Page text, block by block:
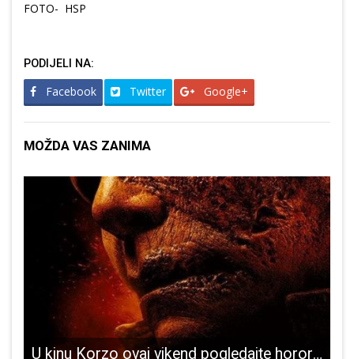
FOTO- HSP
PODIJELI NA:
Facebook Twitter Google+
MOŽDA VAS ZANIMA
U kinu Korzo ovaj vikend pogledajte horor “Noć vještica ubija”